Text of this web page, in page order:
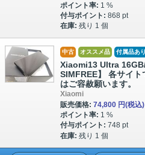
ポイント率: 1 %
付与ポイント: 868 pt
在庫: 残り 1 個
中古 オススメ品 付属品あり
Xiaomi13 Ultra
SIMFREE】 各サイ
はご容赦願います。
Xiaomi
販売価格: 74,800 円(税込)
ポイント率: 1 %
付与ポイント: 748 pt
在庫: 残り 1 個